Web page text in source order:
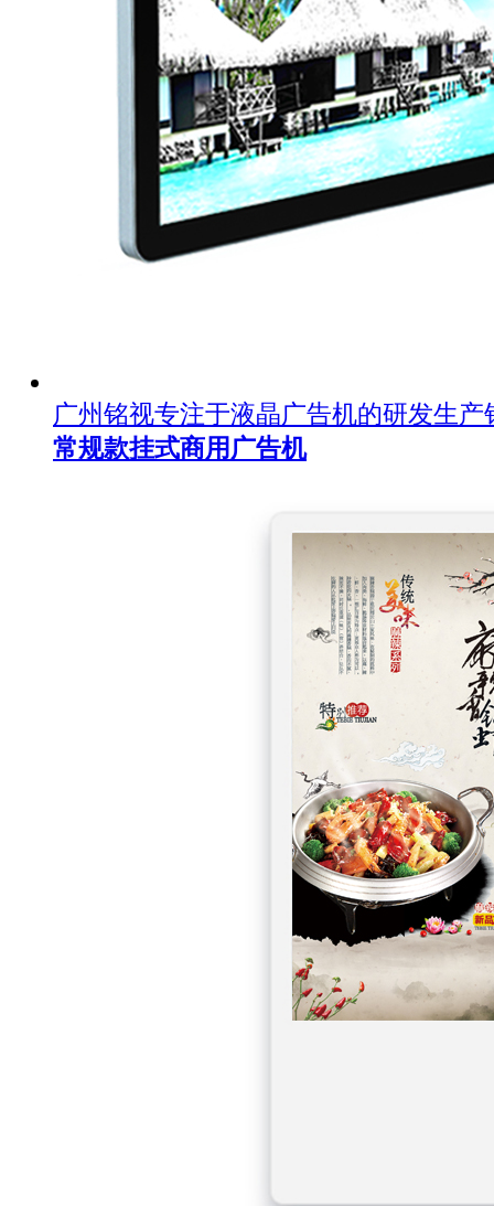
广州铭视专注于液晶广告机的研发生
常规款挂式商用广告机